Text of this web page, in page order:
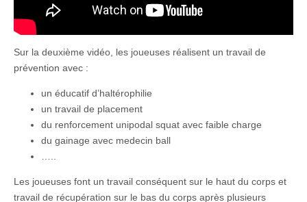
Sur la deuxième vidéo, les joueuses réalisent un travail de
prévention avec :
un éducatif d’haltérophilie
un travail de placement
du renforcement unipodal squat avec faible charge
du gainage avec medecin ball
Les joueuses font un travail conséquent sur le haut du corps et
travail de récupération sur le bas du corps après plusieurs